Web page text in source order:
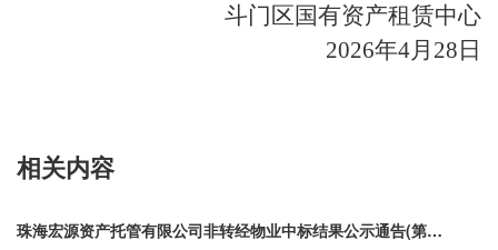
斗门区国有资产租赁中心
2026年4月 28 日
相关内容
珠海宏源资产托管有限公司非转经物业中标结果公示通告(第十九期)